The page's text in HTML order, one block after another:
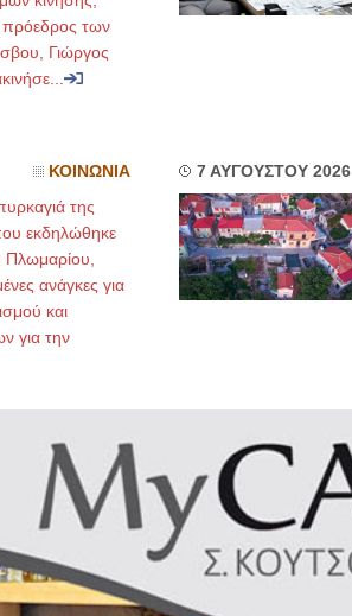
των
Γιώργος
ΚΟΙΝΩΝΙΑ
της
εκδηλώθηκε
Πλωμαρίου,
ανάγκες για
και
για την
7 ΑΥΓΟΥΣΤΟΥ 2026